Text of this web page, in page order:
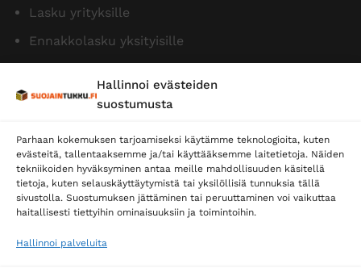
Hallinnoi evästeiden
suostumusta
Parhaan kokemuksen tarjoamiseksi käytämme teknologioita, kuten
evästeitä, tallentaaksemme ja/tai käyttääksemme laitetietoja. Näiden
tekniikoiden hyväksyminen antaa meille mahdollisuuden käsitellä
tietoja, kuten selauskäyttäytymistä tai yksilöllisiä tunnuksia tällä
sivustolla. Suostumuksen jättäminen tai peruuttaminen voi vaikuttaa
haitallisesti tiettyihin ominaisuuksiin ja toimintoihin.
Hallinnoi palveluita
Lasku yrityksille
Ennakkolasku yksityisille
Toimitustavat
Posti
Matkahuolto